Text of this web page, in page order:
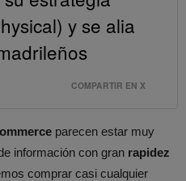
y se alia
COMPARTIR EN X
parecen estar muy
información con gran rapidez
comprar casi cualquier